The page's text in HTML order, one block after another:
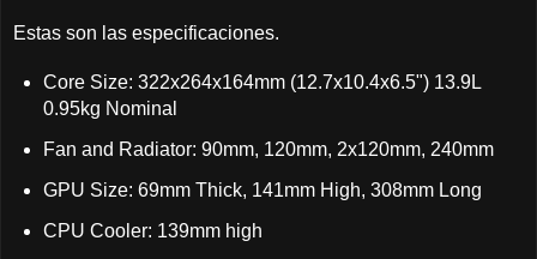
Estas son las especificaciones.
Core Size: 322x264x164mm (12.7x10.4x6.5") 13.9L
0.95kg Nominal
Fan and Radiator: 90mm, 120mm, 2x120mm, 240mm
GPU Size: 69mm Thick, 141mm High, 308mm Long
CPU Cooler: 139mm high